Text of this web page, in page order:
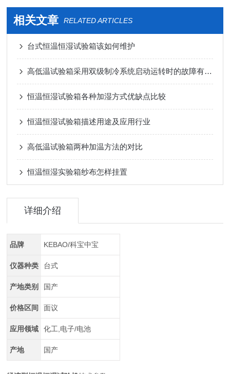
相关文章 RELATED ARTICLES
台式恒温恒湿试验箱该如何维护
高低温试验箱采用双级制冷系统启动运转时的故障有哪些？
恒温恒湿试验箱各种加湿方式优缺点比较
恒温恒湿试验箱描述用途及应用行业
高低温试验箱两种加温方法的对比
恒温恒湿实验箱纱布怎样挂置
详细介绍
品牌 KEBAO/科宝中宝
仪器种类 台式
产地类别 国产
价格区间 面议
应用领域 化工,电子/电池
产地 国产